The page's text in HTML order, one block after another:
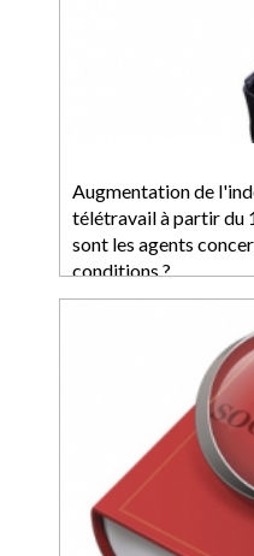
Augmentation de
télétravail à partir du
sont les agents
conditions ?